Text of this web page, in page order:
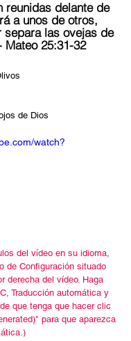
reunidas delante de
a unos de otros,
separa las ovejas de
25:31-32
de Dios
watch?
del vídeo en su idioma,
de Configuración situado
derecha del vídeo. Haga
Traducción automática y
que tenga que hacer clic
para que aparezca